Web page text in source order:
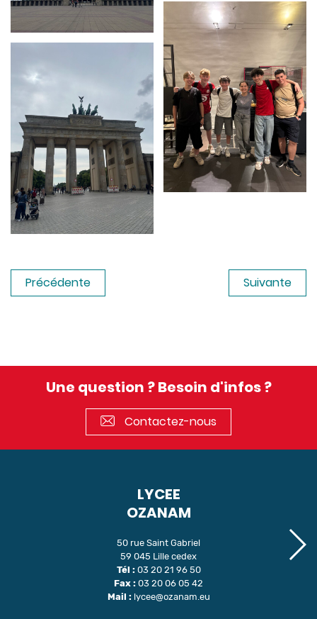
Précédente Suivante
Une question ? Besoin d'infos ?
Contactez-nous
LYCEE
OZANAM
50 rue Saint Gabriel
59 045 Lille cedex
Tél : 03 20 21 96 50
Fax : 03 20 06 05 42
Mail : lycee@ozanam.eu